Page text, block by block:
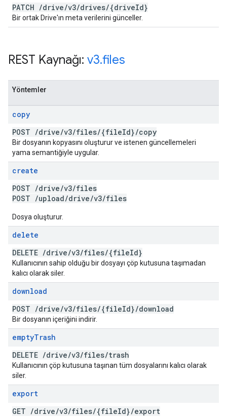
PATCH /drive/v3/drives/{driveId}
Bir ortak Drive'ın meta verilerini günceller.
REST Kaynağı: v3.files
Yöntemler
copy
POST /drive/v3/files/{fileId}/copy
Bir dosyanın kopyasını oluşturur ve istenen güncellemeleri
yama semantiğiyle uygular.
create
POST /drive/v3/files
POST /upload/drive/v3/files
Dosya oluşturur.
delete
DELETE /drive/v3/files/{fileId}
Kullanıcının sahip olduğu bir dosyayı çöp kutusuna taşımadan
kalıcı olarak siler.
download
POST /drive/v3/files/{fileId}/download
Bir dosyanın içeriğini indirir.
emptyTrash
DELETE /drive/v3/files/trash
Kullanıcının çöp kutusuna taşınan tüm dosyalarını kalıcı olarak
siler.
export
GET /drive/v3/files/{fileId}/export